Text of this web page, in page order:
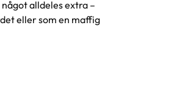
alldeles extra –
eller som en maffig